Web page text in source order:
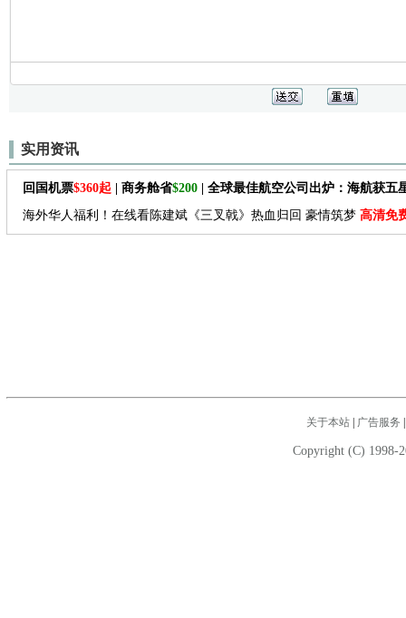
实用资讯
回国机票$360起 | 商务舱省$200 | 全球最佳航空公司出炉：海航获五
海外华人福利！在线看陈建斌《三叉戟》热血归回 豪情筑梦 高清免
关于本站| 广告服务
Copyright (C) 1998-